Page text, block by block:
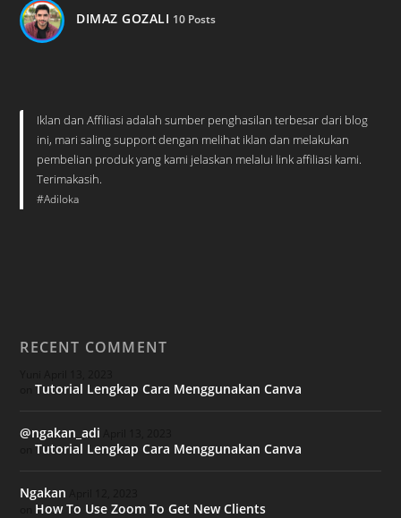
DIMAZ GOZALI 10 Posts
Iklan dan Affiliasi adalah sumber penghasilan terbesar dari blog
ini, mari saling support dengan melihat iklan dan melakukan
pembelian produk yang kami jelaskan melalui link affiliasi kami.
Terimakasih.
#Adiloka
RECENT COMMENT
onTutorial Lengkap Cara Menggunakan Canva
@ngakan_adi
onTutorial Lengkap Cara Menggunakan Canva
Ngakan
How To Use Zoom To Get New Clients